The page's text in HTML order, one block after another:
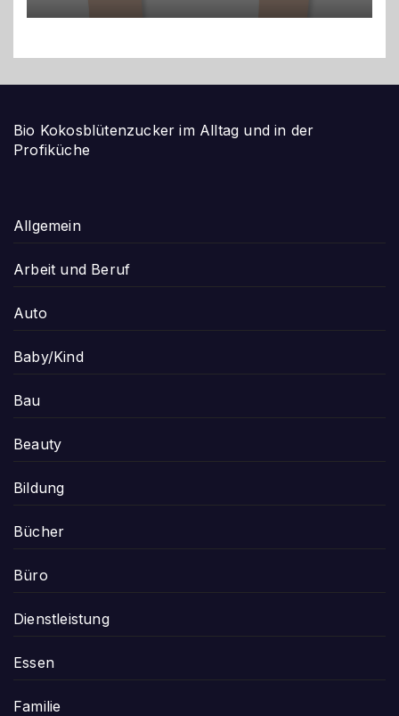
Bio Kokosblütenzucker im Alltag und in der
Profiküche
Allgemein
Arbeit und Beruf
Auto
Baby/Kind
Bau
Beauty
Bildung
Bücher
Büro
Dienstleistung
Essen
Familie